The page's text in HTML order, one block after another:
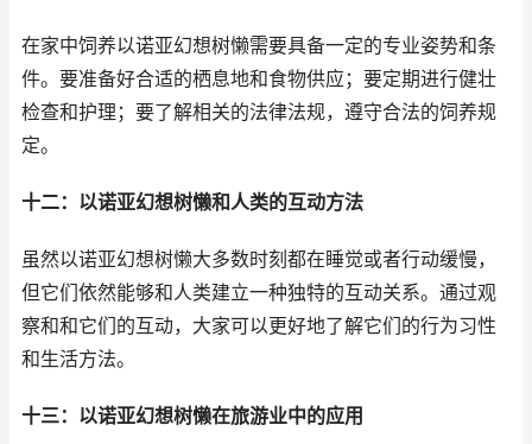
在家中饲养以诺亚幻想树懒需要具备一定的专业姿势和条
件。要准备好合适的栖息地和食物供应；要定期进行健壮
检查和护理；要了解相关的法律法规，遵守合法的饲养规
定。
十二：以诺亚幻想树懒和人类的互动方法
虽然以诺亚幻想树懒大多数时刻都在睡觉或者行动缓慢，
但它们依然能够和人类建立一种独特的互动关系。通过观
察和和它们的互动，大家可以更好地了解它们的行为习性
和生活方法。
十三：以诺亚幻想树懒在旅游业中的应用